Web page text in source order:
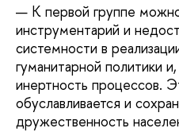
К первой группе
инструментарий и
системности в
гуманитарной политики и,
инертность процессов.
обуславливается и
дружественность